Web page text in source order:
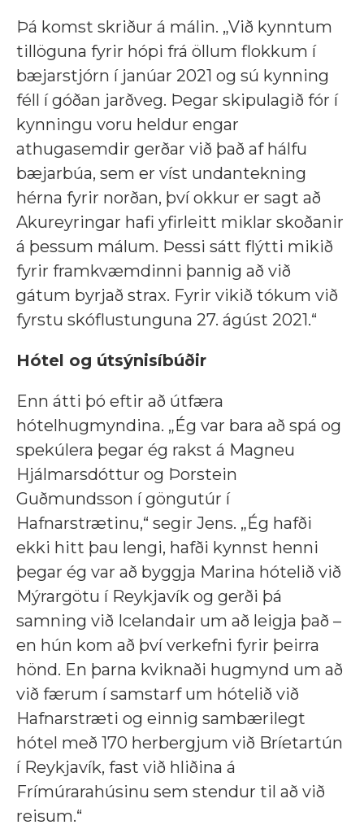
Þá komst skriður á málin. „Við kynntum
tillöguna fyrir hópi frá öllum flokkum í
bæjarstjórn í janúar 2021 og sú kynning
féll í góðan jarðveg. Þegar skipulagið fór í
kynningu voru heldur engar
athugasemdir gerðar við það af hálfu
bæjarbúa, sem er víst undantekning
hérna fyrir norðan, því okkur er sagt að
Akureyringar hafi yfirleitt miklar skoðanir
á þessum málum. Þessi sátt flýtti mikið
fyrir framkvæmdinni þannig að við
gátum byrjað strax. Fyrir vikið tókum við
fyrstu skóflustunguna 27. ágúst 2021.“
Hótel og útsýnisíbúðir
Enn átti þó eftir að útfæra
hótelhugmyndina. „Ég var bara að spá og
spekúlera þegar ég rakst á Magneu
Hjálmarsdóttur og Þorstein
Guðmundsson í göngutúr í
Hafnarstrætinu,“ segir Jens. „Ég hafði
ekki hitt þau lengi, hafði kynnst henni
þegar ég var að byggja Marina hótelið við
Mýrargötu í Reykjavík og gerði þá
samning við Icelandair um að leigja það –
en hún kom að því verkefni fyrir þeirra
hönd. En þarna kviknaði hugmynd um að
við færum í samstarf um hótelið við
Hafnarstræti og einnig sambærilegt
hótel með 170 herbergjum við Bríetartún
í Reykjavík, fast við hliðina á
Frímúrarahúsinu sem stendur til að við
reisum.“